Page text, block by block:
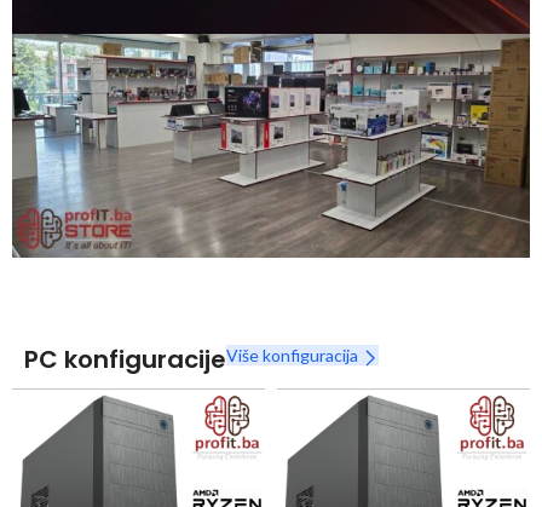
Snaga radnih stanica nikada nije bila povoljnija
Nova Ryzen 7000 serija
Naruči
PC konfiguracijeViše konfiguracija